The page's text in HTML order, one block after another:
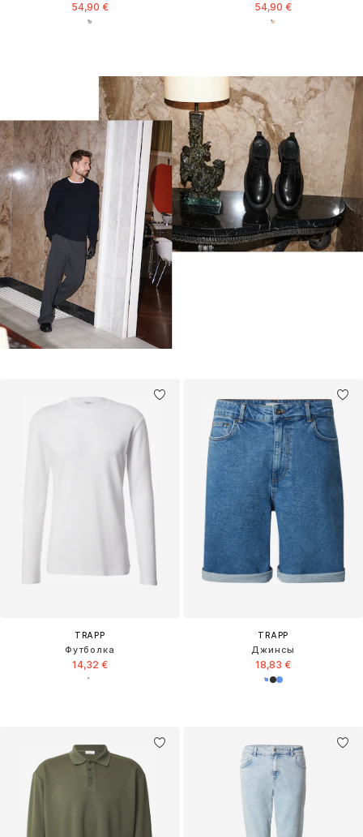
54,90 € 54,90 €
TRAPP
Футболка
14,32 €
TRAPP
Джинсы
18,83 €